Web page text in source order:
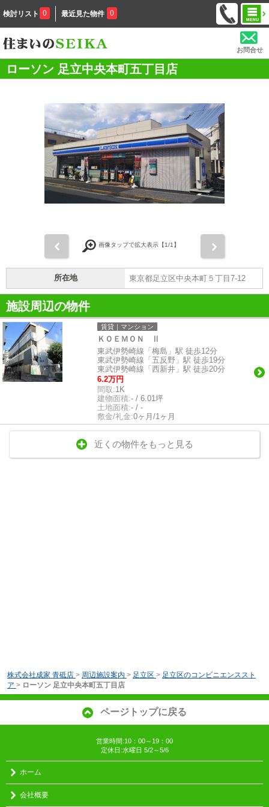
検討リスト 0 最近見た物件 0
お問合せ
ローソン 足立中央本町五丁目店
画像タップで拡大表示【1/1】
所在地 東京都足立区中央本町５丁目7-12
施設周辺の物件
賃貸｜マンション
ＫＯＥＭＯＮ Ⅱ
東武伊勢崎線「梅島」駅 徒歩12分
東武伊勢崎線「五反野」駅 徒歩19分
東武伊勢崎線「西新井」駅 徒歩20分
6.2万円
間取:1K
建物面積:- / 6.01坪
土地面積:- / -
敷金/礼金:0ヶ月/1ヶ月
近くの物件をもっと見る
株式会社成家 青砥店 > 周辺施設案内 > 足立区 > 足立区のコンビニエンススト
ア > ローソン 足立中央本町五丁目店
ページトップに戻る
営業時間:10：00～19：00
定休日:水曜日 5/2～5/6
ホーム
会社概要